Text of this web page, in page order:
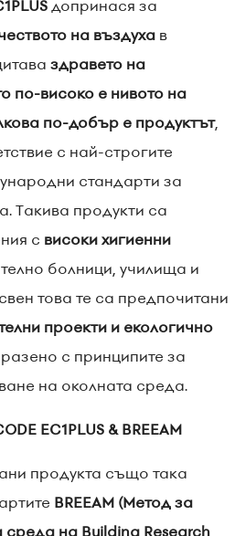
допринася за
на въздуха в
здравето на
по-високо е нивото на
по-добър е продуктът,
с най-строгите
стандарти за
Такива продукти са
с високи хигиенни
болници, училища и
това те са предпочитани
проекти и екологично
с принципите за
на околната среда.
EC1PLUS & BREEAM
продукта също така
BREEAM (Метод за
среда на Building Research